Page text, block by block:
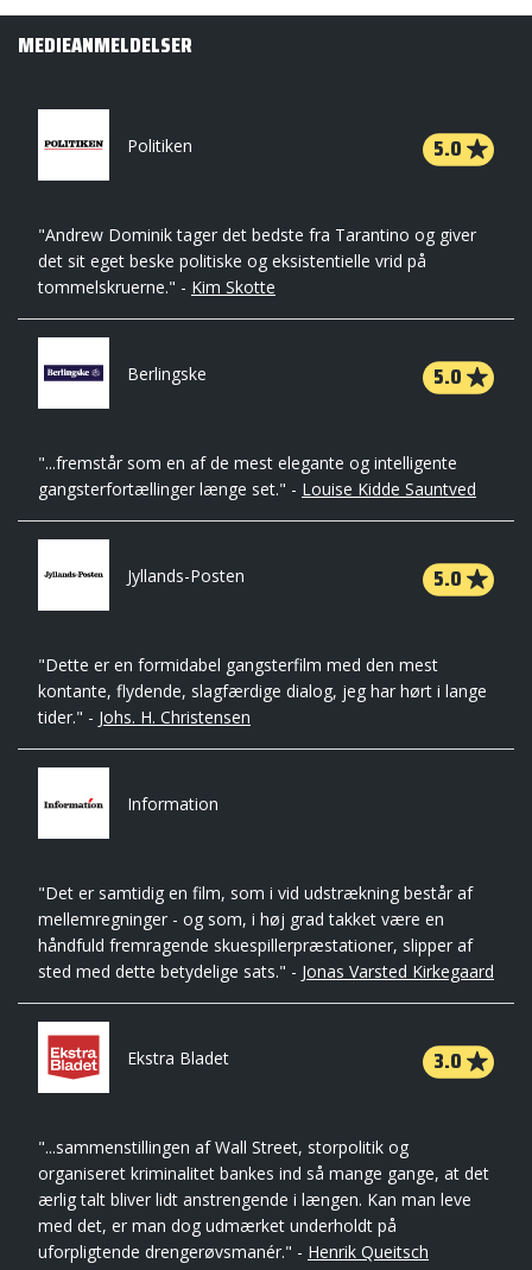
MEDIEANMELDELSER
Politiken 5.0
"Andrew Dominik tager det bedste fra Tarantino og giver
det sit eget beske politiske og eksistentielle vrid på
tommelskruerne." - Kim Skotte
Berlingske 5.0
"...fremstår som en af de mest elegante og intelligente
gangsterfortællinger længe set." - Louise Kidde Sauntved
Jyllands-Posten 5.0
"Dette er en formidabel gangsterfilm med den mest
kontante, flydende, slagfærdige dialog, jeg har hørt i lange
tider." - Johs. H. Christensen
Information
"Det er samtidig en film, som i vid udstrækning består af
mellemregninger - og som, i høj grad takket være en
håndfuld fremragende skuespillerpræstationer, slipper af
sted med dette betydelige sats." - Jonas Varsted Kirkegaard
Ekstra Bladet 3.0
"...sammenstillingen af Wall Street, storpolitik og
organiseret kriminalitet bankes ind så mange gange, at det
ærlig talt bliver lidt anstrengende i længen. Kan man leve
med det, er man dog udmærket underholdt på
uforpligtende drengerøvsmanér." - Henrik Queitsch